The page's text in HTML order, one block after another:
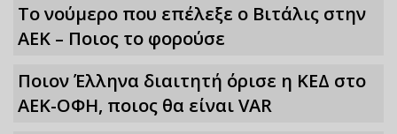
Το νούμερο που επέλεξε ο Βιτάλις στην
ΑΕΚ – Ποιος το φορούσε
Ποιον Έλληνα διαιτητή όρισε η ΚΕΔ στο
ΑΕΚ-ΟΦΗ, ποιος θα είναι VAR